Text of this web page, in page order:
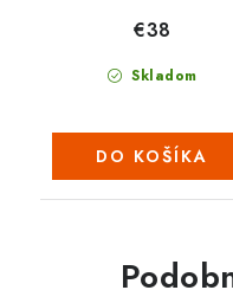
Skladom
€38
DO KOŠÍKA